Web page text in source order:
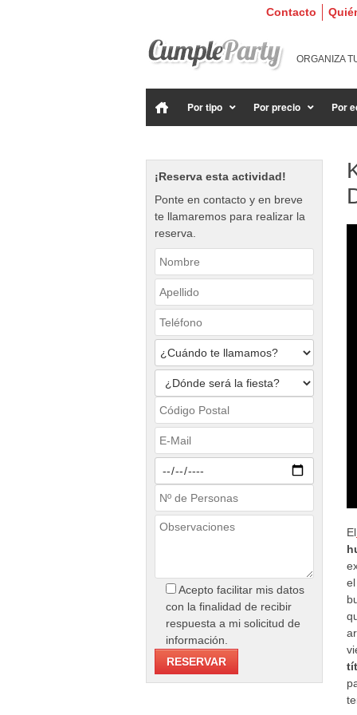
Contacto
ORGANIZA
Por tipo Por precio Por
¡Reserva esta actividad!
Ponte en contacto y en breve
te llamaremos para realizar la
reserva.
Acepto facilitar mis datos
con la finalidad de recibir
respuesta a mi solicitud de
información.
El